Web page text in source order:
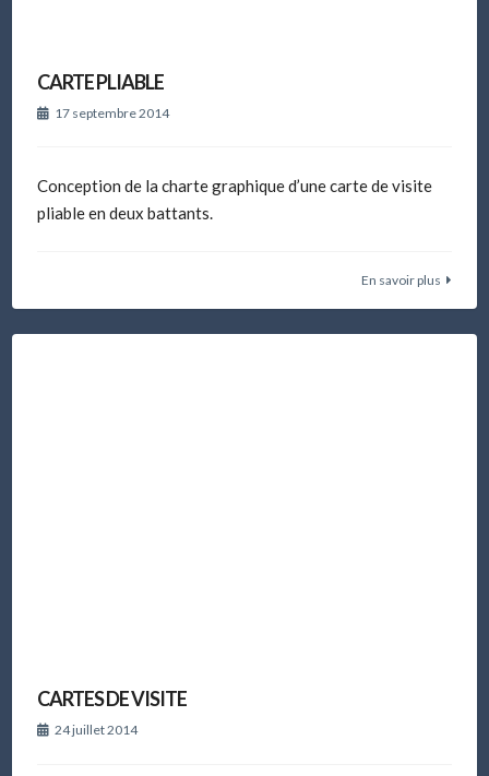
CARTE PLIABLE
17 septembre 2014
Conception de la charte graphique d’une carte de visite
pliable en deux battants.
En savoir plus
CARTES DE VISITE
24 juillet 2014